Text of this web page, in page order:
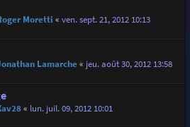
Moretti « ven. sept. 21, 2012 10:13
Lamarche« jeu. août 30, 2012 13:58
« lun. juil. 09, 2012 10:01